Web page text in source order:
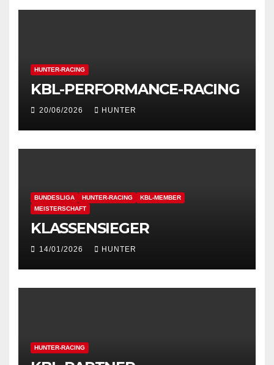
HUNTER-RACING
KBL-PERFORMANCE-RACING
20/06/2026 HUNTER
BUNDESLIGA HUNTER-RACING
KBL-MEMBER
MEISTERSCHAFT
KLASSENSIEGER
14/01/2026 HUNTER
HUNTER-RACING